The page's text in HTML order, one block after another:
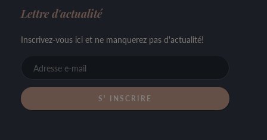
Lettre d'actualité
Inscrivez-vous ici et ne manquerez pas d'actualité!
mail